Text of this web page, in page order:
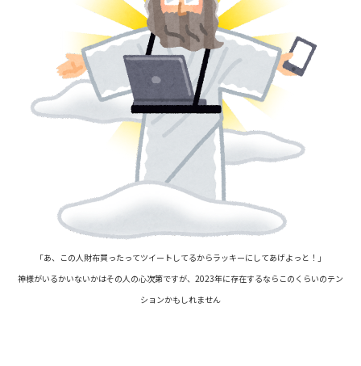
「あ、この人財布買ったってツイートしてるからラッキーにしてあげよっと！」
神様がいるかいないかはその人の心次第ですが、 2023年に存在するならこのくらいのテン
ションかもしれません